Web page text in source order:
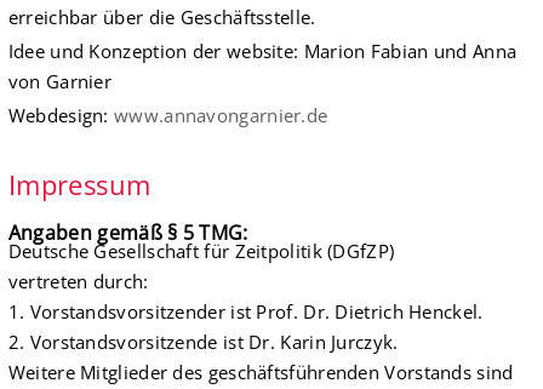
erreichbar über die Geschäftsstelle.
Idee und Konzeption der website: Marion Fabian und Anna
von Garnier
Webdesign:www.annavongarnier.de
Impressum
Angaben gemäß § 5 TMG:
Deutsche Gesellschaft für Zeitpolitik (DGfZP)
vertreten durch:
1. Vorstandsvorsitzender ist Prof. Dr. Dietrich Henckel.
2. Vorstandsvorsitzende ist Dr. Karin Jurczyk.
Weitere Mitglieder des geschäftsführenden Vorstands sind